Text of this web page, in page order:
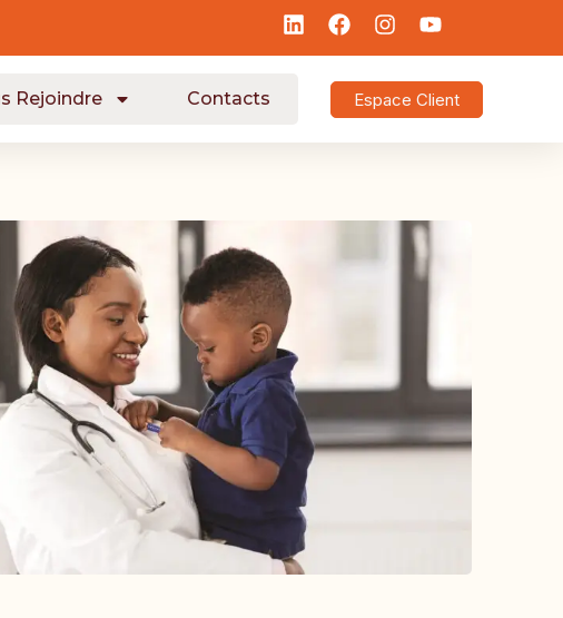
Rejoindre Contacts Espace Client